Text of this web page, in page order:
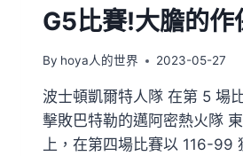
G5比賽!大膽的作
By hoya人的世界 2023-05-27
波士頓凱爾特人隊 在第 5 場
擊敗巴特勒的邁阿密熱火隊
上，在第四場比賽以 116-99